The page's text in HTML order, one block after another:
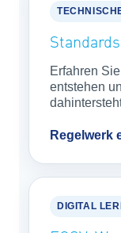
Erfahren
entstehen
Regelwerk
DIGITAL